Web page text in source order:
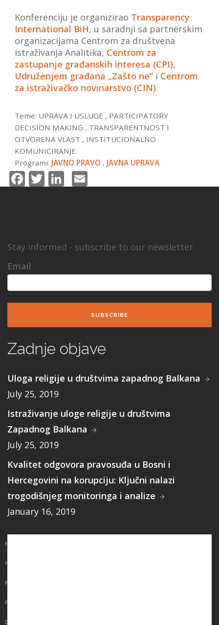
Konferenciju je organizirao Transparency
International BiH, u saradnji sa partnerskim
organizacijama Centrom za društvena
istraživanja Analitika, Centrom za
zastupanje građanskih interesa (CPI),
Udruženjem građana „Zašto ne“ i Centrom
za istraživačko novinarstvo (CIN).
Teme: UPRAVA I USLUGE , PARTICIPATORY
DECISION MAKING , TRANSPARENTNOST I
OTVORENA VLAST , INSTITUCIONALNO
KOMUNICIRANJE
Programi: JAVNO PRAVO , JAVNA UPRAVA
Facebook
TwitterLinkedIn
Stay informed - subscribe to our newsletter.
Email
SUBSCRIBE
Zadnje objave
Uloga religije u društvima zapadnog Balkana
July 25, 2019
Istraživanje uloge religije u društvima
Zapadnog Balkana
July 25, 2019
Kvalitet odgovora pravosuđa u Bosni i
Hercegovini na korupciju: Ključni nalazi
trogodišnjeg monitoringa i analize
January 16, 2019
Main
navigation
NASLOVNICA
PUBLIKACIJE
PROGRAMI
PROJEKTI
DOGAĐAJI